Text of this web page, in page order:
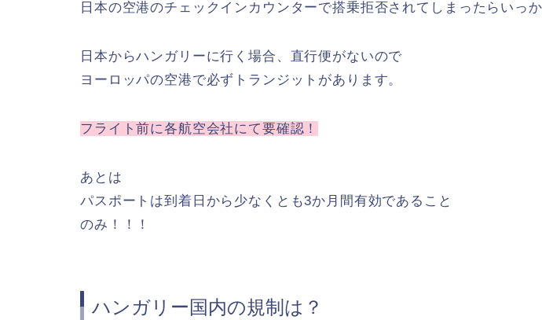
日本の空港のチェックインカウンターで搭乗拒否されてしまったらいっか
日本からハンガリーに行く場合、直行便がないので
ヨーロッパの空港で必ずトランジットがあります。
フライト前に各航空会社にて要確認！
あとは
パスポートは到着日から少なくとも3か月間有効であること
のみ！！！
ハンガリー国内の規制は？